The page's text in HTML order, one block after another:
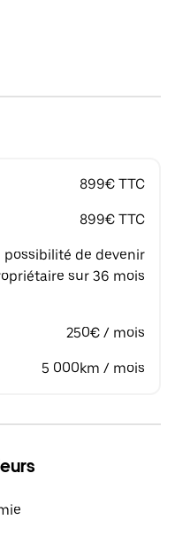
899€ TTC
899€ TTC
possibilité de devenir
sur 36 mois
250€ / mois
5 000km / mois